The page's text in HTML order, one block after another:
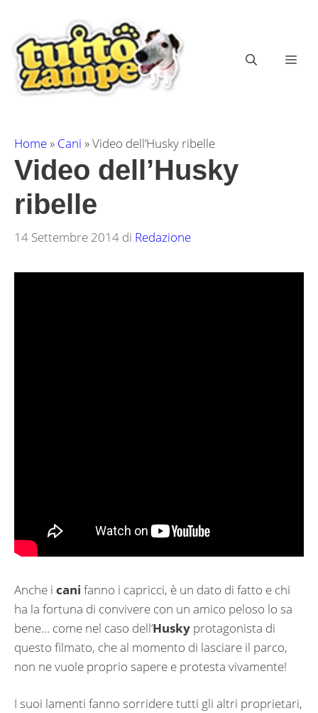
contenuto
Home» Cani »Video dell’Husky ribelle
Video dell’Husky
ribelle
14 Settembre 2014 di Redazione
Anche i cani fanno i capricci, è un dato di fatto e chi
ha la fortuna di convivere con un amico peloso lo sa
bene… come nel caso dell’Husky protagonista di
questo filmato, che al momento di lasciare il parco,
non ne vuole proprio sapere e protesta vivamente!
I suoi lamenti fanno sorridere tutti gli altri proprietari,